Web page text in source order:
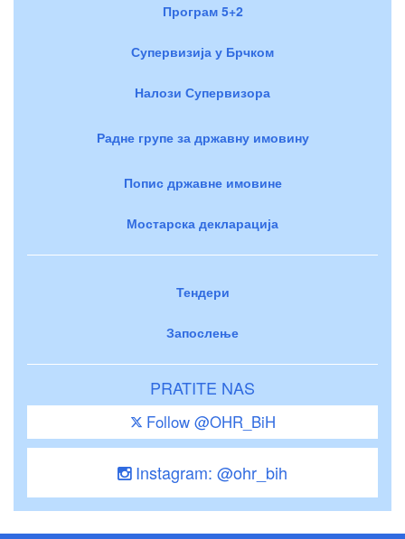
Програм 5+2
Супервизија у Брчком
Налози Супервизора
Радне групе за државну имовину
Попис државне имовине
Мостарска декларација
Тендери
Запослење
PRATITE NAS
Follow @OHR_BiH
Instagram: @ohr_bih